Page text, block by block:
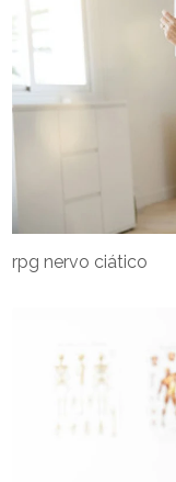
rpg nervo ciático